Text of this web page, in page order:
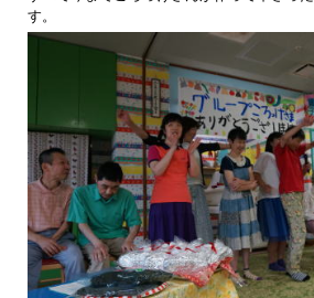
す。